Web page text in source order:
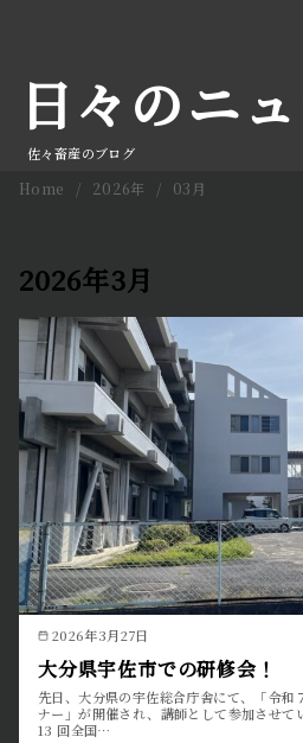
日々のニ
佐々畜産のブログ
Home 2026年 03月
2026年3月
2026年3月27日
大分県宇佐市での研修会！
先日、大分県の宇佐総合庁舎にて、「令和
ナー」が開催され、講師として参加させ
13 回全国…